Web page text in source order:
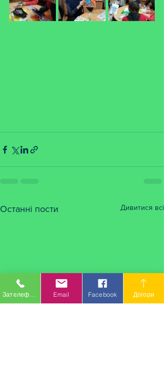
Останні пости Дивитися всі
Email Facebook Догори